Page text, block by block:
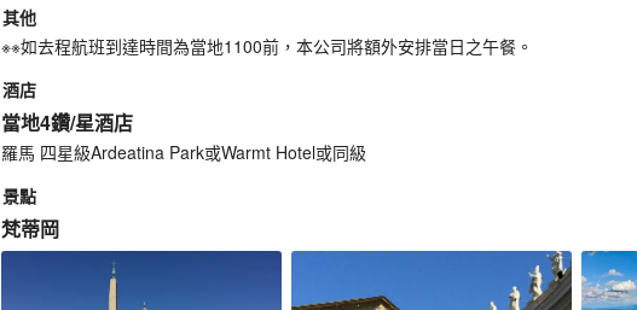
其他
※※如去程航班到達時間為當地1100前，本公司將額外安排當日之午餐。
酒店
當地4鑽/星酒店
羅馬 四星級Ardeatina Park或Warmt Hotel或同級
景點
梵蒂岡